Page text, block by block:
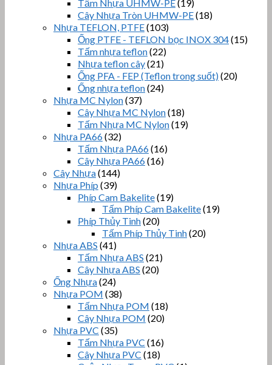
Tấm Nhựa UHMW-PE(19)
Cây Nhựa Tròn UHMW-PE(18)
Nhựa TEFLON, PTFE(103)
Ống PTFE - TEFLON bọc INOX 304(15)
Tấm nhựa teflon(22)
Nhựa teflon cây(21)
Ống PFA - FEP (Teflon trong suốt)(20)
Ống nhựa teflon(24)
Nhựa MC Nylon(37)
Cây Nhựa MC Nylon(18)
Tấm Nhựa MC Nylon(19)
Nhựa PA66(32)
Tấm Nhựa PA66(16)
Cây Nhựa PA66(16)
Cây Nhựa(144)
Nhựa Phíp (39)
Phíp Cam Bakelite(19)
Tấm Phíp Cam Bakelite(19)
Phíp Thủy Tinh(20)
Tấm Phíp Thủy Tinh(20)
Nhựa ABS (41)
Tấm Nhựa ABS (21)
Cây Nhựa ABS (20)
Ống Nhựa(24)
Nhựa POM (38)
Tấm Nhựa POM (18)
Cây Nhựa POM (20)
Nhựa PVC (35)
Tấm Nhựa PVC (16)
Cây Nhựa PVC (18)